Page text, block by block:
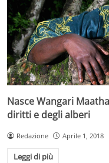
Nasce Wangari
diritti e degli alberi
Redazione Aprile 1, 2018
Leggi di più